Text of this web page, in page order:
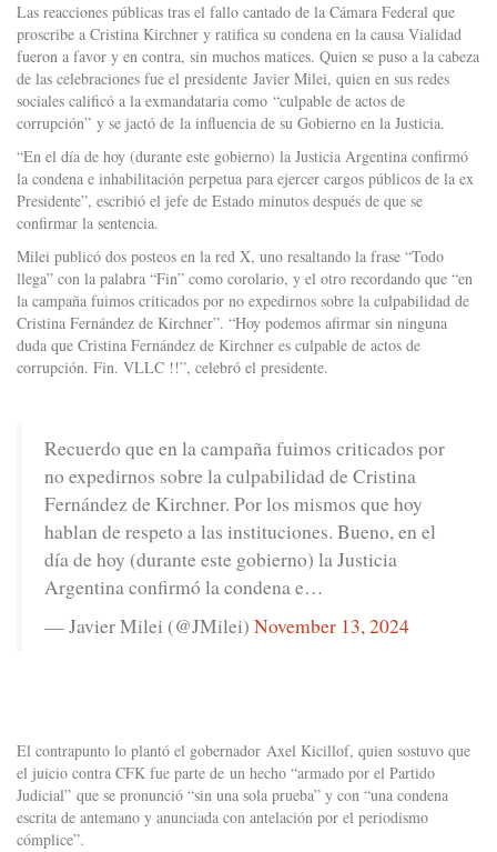
Las reacciones públicas tras el fallo cantado de la Cámara Federal que
proscribe a Cristina Kirchner y ratifica su condena en la causa Vialidad
fueron a favor y en contra, sin muchos matices. Quien se puso a la cabeza
de las celebraciones fue el presidente Javier Milei, quien en sus redes
sociales calificó a la exmandataria como “culpable de actos de
corrupción” y se jactó de la influencia de su Gobierno en la Justicia.
“En el día de hoy (durante este gobierno) la Justicia Argentina confirmó
la condena e inhabilitación perpetua para ejercer cargos públicos de la ex
Presidente”, escribió el jefe de Estado minutos después de que se
confirmar la sentencia.
Milei publicó dos posteos en la red X, uno resaltando la frase “Todo
llega” con la palabra “Fin” como corolario, y el otro recordando que “en
la campaña fuimos criticados por no expedirnos sobre la culpabilidad de
Cristina Fernández de Kirchner”. “Hoy podemos afirmar sin ninguna
duda que Cristina Fernández de Kirchner es culpable de actos de
corrupción. Fin. VLLC !!”, celebró el presidente.
Recuerdo que en la campaña fuimos criticados por
no expedirnos sobre la culpabilidad de Cristina
Fernández de Kirchner. Por los mismos que hoy
hablan de respeto a las instituciones. Bueno, en el
día de hoy (durante este gobierno) la Justicia
Argentina confirmó la condena e…
— Javier Milei (@JMilei) November 13, 2024
El contrapunto lo plantó el gobernador Axel Kicillof, quien sostuvo que
el juicio contra CFK fue parte de un hecho “armado por el Partido
Judicial” que se pronunció “sin una sola prueba” y con “una condena
escrita de antemano y anunciada con antelación por el periodismo
cómplice”.